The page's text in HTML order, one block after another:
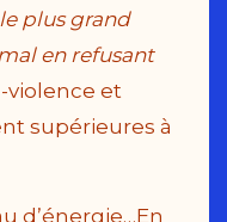
le plus grand
en refusant
violence et
supérieures à
d’énergie…En